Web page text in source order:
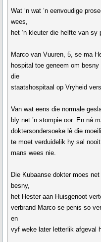
Wat ‘n wat ’n eenvoudige
wees,
het ‘n kleuter die helfte van sy
Marco van Vuuren, 5, se ma
hospital toe geneem om
die
staatshospitaal op Vryheid
Van wat eens die normale
bly net ’n stompie oor. En ná
doktersondersoeke lê die
te moet verduidelik hy sal
mans wees nie.
Die Kubaanse dokter moes
besny,
het Hester aan Huisgenoot
verbrand Marco se penis so
en
vyf weke later letterlik afgeval